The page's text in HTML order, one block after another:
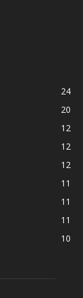
24
20
12
12
12
11
11
11
10